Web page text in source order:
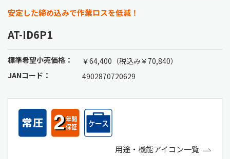
安定した締め込みで作業ロスを低減！
AT-ID6P1
標準希望小売価格：
￥64,400（税込み￥70,840）
JANコード：
4902870720629
用途・機能アイコン一覧